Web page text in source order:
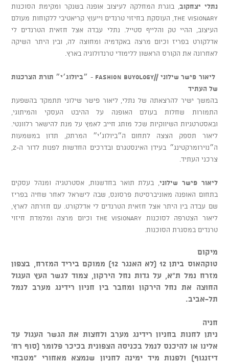
נתלי יצחקוב , בוגרת המחלקה לעיצוב אופנה בשנקר ומקימת הסוכנות
THE VISIONARY, העוסקת בחיזוי טרנדים וייעוץ קריאטיבי ללקוחות מעולם
העיצוב, ההיי טק והלייף סטייל. נתלי עבדה אצל חזאית הטרנדים לי
אדלקורט בפריז וכיום מרצה באקדמיה ומחוצה לה, ובין היתר השיקה
לאחרונה את הקורס הראשון ללימודי טרנדולוגיה בארץ.
ליאור פישר שילוני//
FASHION BUYology
- ״ביולוג׳י״ תורת הצרכנות
של העתיד
בהמשך ישיר להרצאתה של נתלי, ליאור פישר שילוני תתמקד בהשפעת
התמורות שחלות בעולם האופנה על ההיבט העסקי והמיתוגי,
ובאסטרטגיות השיווקיות שכל מותג חייב לאמץ על מנת להישאר רלוונטי.
ליאור תספק הצצה לתחום ה״ביולוג׳י״ המרתק, תדון במשמעות
ה״נוירומרקטינג״ בעידן האינסטגרם ובדרכים החדשות לפנות לדור ה-z,
צרכני העתיד.
ליאור פישר שילוני, בעלת תואר בחדשנות, אסטרטגיה ומנהל עסקים
בתחום האופנה מאוניברסיטת פרסונס, שבה לישראל לאחר שחיה בפריז
שם עבדה בין היתר אצל חזאית הטרנדים לי אדלקורט. עם חזרתה לארץ,
ליאור הצטרפה לסוכנות THE VISIONARY וכיום מרצה ומלמדת חיזוי
טרנדים במסגרת הסוכנות.
מיקום
טוקהאוס ביתן 12 (לא האנגר 12) ממוקם ביריד המזרח, בצפון
מזרח נמל ת"א, על גדות נחל הירקון, צמוד לגשר העץ העגול
החוצה את נחל הירקון ומחבר בין חניון רידינג מערב לנמל
תל-אביב.
חניה
ניתן לחנות בחניון רידינג מערב ולחצות את הגשר העגול עד
אלינו או להיכנס לנמל בכניסה הצפונית בכיכר פלומר (סוף רח'
דיזנגוף) ולפנות מיד ימינה לחניון שנמצא מאחורי "מטבחי